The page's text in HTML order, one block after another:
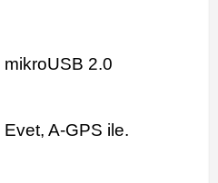
mikroUSB 2.0
Evet, A-GPS ile.